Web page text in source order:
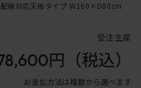
線対応天板タイプ W160×D80cm
受注生産
円 （税込）
お支払方法は複数から選べます